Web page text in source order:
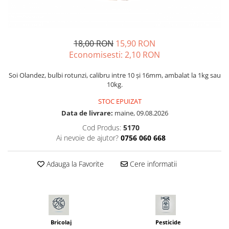
Seminte castraveti
Seminte de Gulii
Seminte de Patrunjel
Seminte de praz
Seminte dovleac decorativ
Seminte fasole
Seminte mazare
Seminte morcovi
Plase plante
Pompa de apa curata/murdara
Spray si intretinere
Vinificatie
Fierastraie manuale
Hranitoare/ Adapatoare
Lama motofierastrau / drujba
Lubrifianti
Motocoasa si consumabile /
18,00 RON 15,90 RON
Economisesti: 2,10 RON
Soi Olandez, bulbi rotunzi, calibru intre 10 și 16mm, ambalat la 1kg sau
10kg.
STOC EPUIZAT
Data de livrare: maine, 09.08.2026
Cod Produs: 5170
Ai nevoie de ajutor? 0756 060 668
Adauga la Favorite Cere informatii
Bricolaj Pesticide